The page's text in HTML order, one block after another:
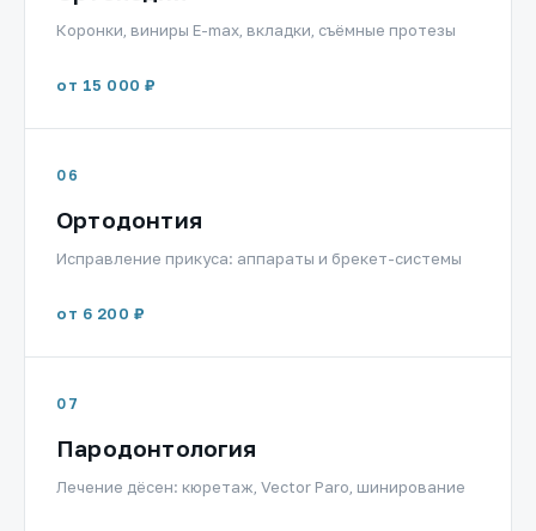
Коронки, виниры E-max, вкладки, съёмные протезы
от 15 000 ₽
06
Ортодонтия
Исправление прикуса: аппараты и брекет-системы
от 6 200 ₽
07
Пародонтология
Лечение дёсен: кюретаж, Vector Paro, шинирование